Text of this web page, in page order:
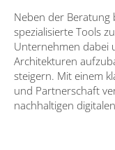
Neben der Beratung
spezialisierte Tools
Unternehmen dabei
Architekturen
steigern. Mit einem
und Partnerschaft
nachhaltigen